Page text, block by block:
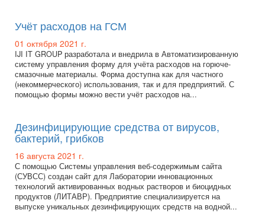
Учёт расходов на ГСМ
01 октября 2021 г.
IJI IT GROUP разработала и внедрила в Автоматизированную
систему управления форму для учёта расходов на горюче-
смазочные материалы. Форма доступна как для частного
(некоммерческого) использования, так и для предприятий. С
помощью формы можно вести учёт расходов на...
Дезинфицирующие средства от вирусов,
бактерий, грибков
16 августа 2021 г.
С помощью Системы управления веб-содержимым сайта
(СУВСС) создан сайт для Лаборатории инновационных
технологий активированных водных растворов и биоцидных
продуктов (ЛИТАВР). Предприятие специализируется на
выпуске уникальных дезинфицирующих средств на водной...